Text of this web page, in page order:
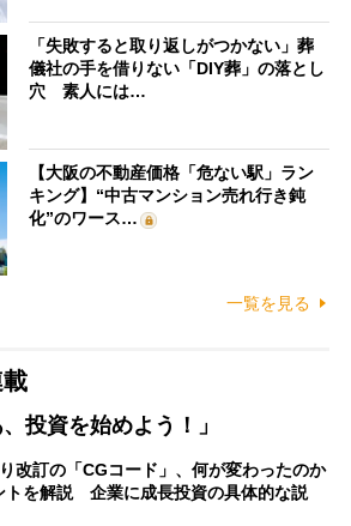
「失敗すると取り返しがつかない」葬
儀社の手を借りない「DIY葬」の落とし
穴 素人には…
【大阪の不動産価格「危ない駅」ラン
キング】“中古マンション売れ行き鈍
化”のワース…
一覧を見る
投資を始めよう！」
改訂の「CGコード」、何が変わったのか
トを解説 企業に成長投資の具体的な説